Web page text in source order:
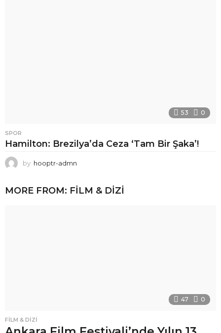
53 0
SPOR
Hamilton: Brezilya’da Ceza ‘Tam Bir Şaka’!
by hooptr-admn
MORE FROM: FILM & DIZI
47 0
FILM & DIZI